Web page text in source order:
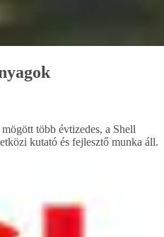
több évtizedes, a Shell
kutató és fejlesztő munka áll.